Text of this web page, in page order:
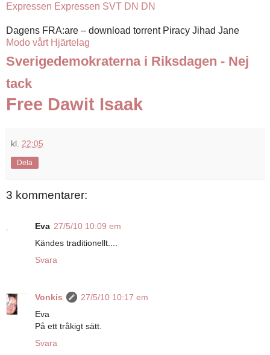
Expressen Expressen SVT DN DN
Dagens FRA:are – download torrent Piracy Jihad Jane
Modo vårt Hjärtelag
Sverigedemokraterna i Riksdagen - Nej
tack
Free Dawit Isaak
kl. 22:05
Dela
3 kommentarer:
Eva 27/5/10 10:09 em
Kändes traditionellt....
Svara
Vonkis
27/5/10 10:17 em
Eva
På ett tråkigt sätt.
Svara